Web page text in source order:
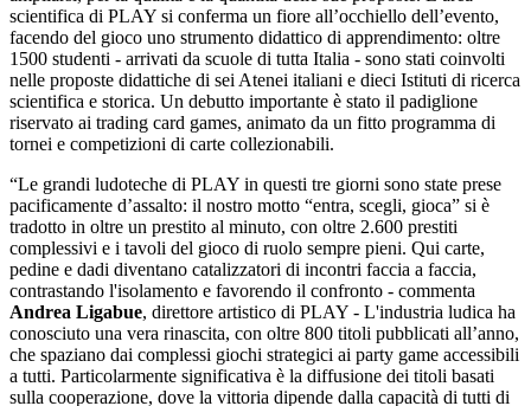
scientifica di PLAY si conferma un fiore all’occhiello dell’evento,
facendo del gioco uno strumento didattico di apprendimento: oltre
1500 studenti - arrivati da scuole di tutta Italia - sono stati coinvolti
nelle proposte didattiche di sei Atenei italiani e dieci Istituti di ricerca
scientifica e storica. Un debutto importante è stato il padiglione
riservato ai trading card games, animato da un fitto programma di
tornei e competizioni di carte collezionabili.
“Le grandi ludoteche di PLAY in questi tre giorni sono state prese
pacificamente d’assalto: il nostro motto “entra, scegli, gioca” si è
tradotto in oltre un prestito al minuto, con oltre 2.600 prestiti
complessivi e i tavoli del gioco di ruolo sempre pieni. Qui carte,
pedine e dadi diventano catalizzatori di incontri faccia a faccia,
contrastando l'isolamento e favorendo il confronto - commenta
Andrea Ligabue, direttore artistico di PLAY - L'industria ludica ha
conosciuto una vera rinascita, con oltre 800 titoli pubblicati all’anno,
che spaziano dai complessi giochi strategici ai party game accessibili
a tutti. Particolarmente significativa è la diffusione dei titoli basati
sulla cooperazione, dove la vittoria dipende dalla capacità di tutti di